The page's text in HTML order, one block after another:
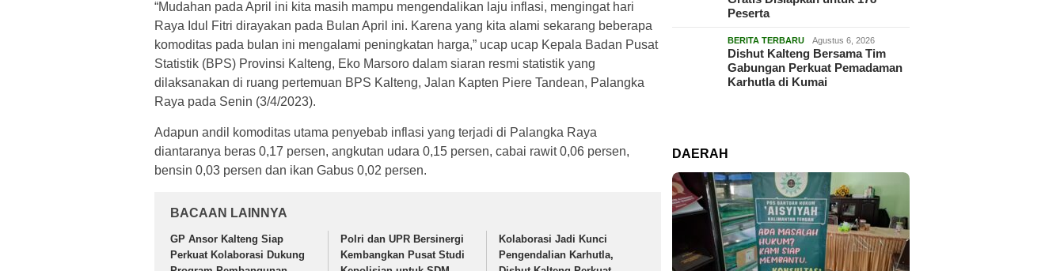
“Mudahan pada April ini kita masih mampu mengendalikan laju inflasi, mengingat hari
Raya Idul Fitri dirayakan pada Bulan April ini. Karena yang kita alami sekarang beberapa
komoditas pada bulan ini mengalami peningkatan harga,” ucap ucap Kepala Badan Pusat
Statistik (BPS) Provinsi Kalteng, Eko Marsoro dalam siaran resmi statistik yang
dilaksanakan di ruang pertemuan BPS Kalteng, Jalan Kapten Piere Tandean, Palangka
Raya pada Senin (3/4/2023).
Adapun andil komoditas utama penyebab inflasi yang terjadi di Palangka Raya
diantaranya beras 0,17 persen, angkutan udara 0,15 persen, cabai rawit 0,06 persen,
bensin 0,03 persen dan ikan Gabus 0,02 persen.
BACAAN LAINNYA
GP Ansor Kalteng Siap
Perkuat Kolaborasi Dukung
Polri dan UPR Bersinergi
Kembangkan Pusat Studi
Kolaborasi Jadi Kunci
Pengendalian Karhutla,
Peserta
BERITA TERBARU Agustus 6, 2026
Dishut Kalteng Bersama Tim
Gabungan Perkuat Pemadaman
Karhutla di Kumai
DAERAH